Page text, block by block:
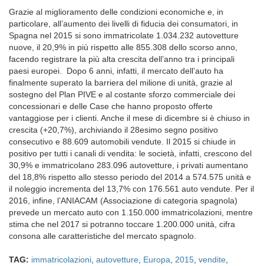
Grazie al miglioramento delle condizioni economiche e, in
particolare, all’aumento dei livelli di fiducia dei consumatori, in
Spagna nel 2015 si sono immatricolate 1.034.232 autovetture
nuove, il 20,9% in più rispetto alle 855.308 dello scorso anno,
facendo registrare la più alta crescita dell’anno tra i principali
paesi europei. Dopo 6 anni, infatti, il mercato dell’auto ha
finalmente superato la barriera del milione di unità, grazie al
sostegno del Plan PIVE e al costante sforzo commerciale dei
concessionari e delle Case che hanno proposto offerte
vantaggiose per i clienti. Anche il mese di dicembre si è chiuso in
crescita (+20,7%), archiviando il 28esimo segno positivo
consecutivo e 88.609 automobili vendute. Il 2015 si chiude in
positivo per tutti i canali di vendita: le società, infatti, crescono del
30,9% e immatricolano 283.096 autovetture, i privati aumentano
del 18,8% rispetto allo stesso periodo del 2014 a 574.575 unità e
il noleggio incrementa del 13,7% con 176.561 auto vendute. Per il
2016, infine, l’ANIACAM (Associazione di categoria spagnola)
prevede un mercato auto con 1.150.000 immatricolazioni, mentre
stima che nel 2017 si potranno toccare 1.200.000 unità, cifra
consona alle caratteristiche del mercato spagnolo.
TAG: immatricolazioni autovetture Europa 2015 vendite